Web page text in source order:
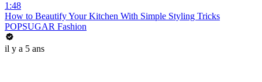
1:48
How to Beautify Your Kitchen With Simple Styling Tricks
POPSUGAR Fashion
il y a 5 ans